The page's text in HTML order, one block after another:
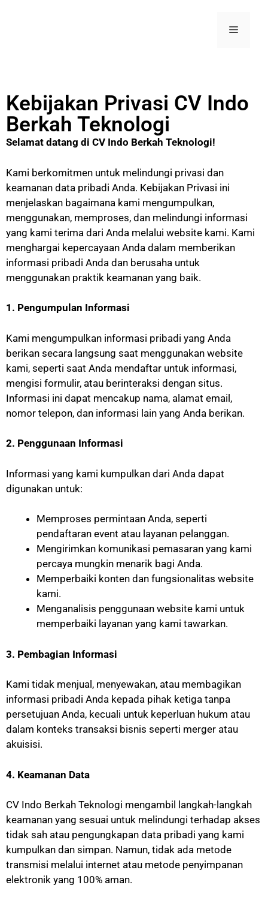
Kebijakan Privasi CV Indo
Berkah Teknologi
Selamat datang di CV Indo Berkah Teknologi!
Kami berkomitmen untuk melindungi privasi dan
keamanan data pribadi Anda. Kebijakan Privasi ini
menjelaskan bagaimana kami mengumpulkan,
menggunakan, memproses, dan melindungi informasi
yang kami terima dari Anda melalui website kami. Kami
menghargai kepercayaan Anda dalam memberikan
informasi pribadi Anda dan berusaha untuk
menggunakan praktik keamanan yang baik.
1. Pengumpulan Informasi
Kami mengumpulkan informasi pribadi yang Anda
berikan secara langsung saat menggunakan website
kami, seperti saat Anda mendaftar untuk informasi,
mengisi formulir, atau berinteraksi dengan situs.
Informasi ini dapat mencakup nama, alamat email,
nomor telepon, dan informasi lain yang Anda berikan.
2. Penggunaan Informasi
Informasi yang kami kumpulkan dari Anda dapat
digunakan untuk:
Memproses permintaan Anda, seperti
pendaftaran event atau layanan pelanggan.
Mengirimkan komunikasi pemasaran yang kami
percaya mungkin menarik bagi Anda.
Memperbaiki konten dan fungsionalitas website
kami.
Menganalisis penggunaan website kami untuk
memperbaiki layanan yang kami tawarkan.
3. Pembagian Informasi
Kami tidak menjual, menyewakan, atau membagikan
informasi pribadi Anda kepada pihak ketiga tanpa
persetujuan Anda, kecuali untuk keperluan hukum atau
dalam konteks transaksi bisnis seperti merger atau
akuisisi.
4. Keamanan Data
CV Indo Berkah Teknologi mengambil langkah-langkah
keamanan yang sesuai untuk melindungi terhadap akses
tidak sah atau pengungkapan data pribadi yang kami
kumpulkan dan simpan. Namun, tidak ada metode
transmisi melalui internet atau metode penyimpanan
elektronik yang 100% aman.